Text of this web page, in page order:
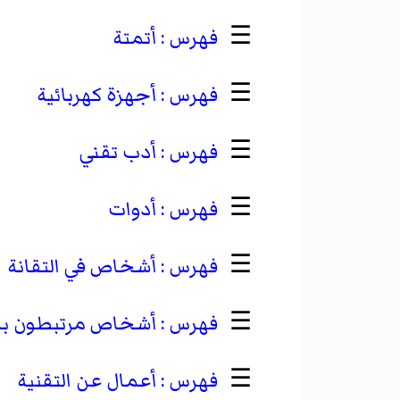
☰
أتمتة
☰
أجهزة كهربائية
☰
أدب تقني
☰
أدوات
☰
أشخاص في التقانة
☰
أشخاص مرتبطون
☰
أعمال عن التقنية